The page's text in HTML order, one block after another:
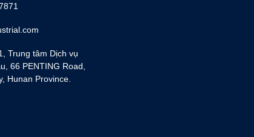
Trung tâm Dịch vụ
66 PENTING Road,
Hunan Province.